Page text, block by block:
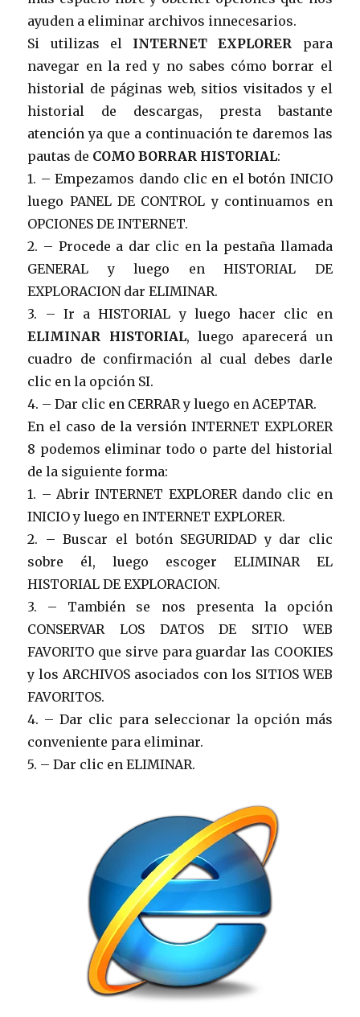
ayuden a eliminar archivos innecesarios.
Si utilizas el INTERNET EXPLORER para
navegar en la red y no sabes cómo borrar el
historial de páginas web, sitios visitados y el
historial de descargas, presta bastante
atención ya que a continuación te daremos las
pautas de COMO BORRAR HISTORIAL:
1. – Empezamos dando clic en el botón INICIO
luego PANEL DE CONTROL y continuamos en
OPCIONES DE INTERNET.
2. – Procede a dar clic en la pestaña llamada
GENERAL y luego en HISTORIAL DE
EXPLORACION dar ELIMINAR.
3. – Ir a HISTORIAL y luego hacer clic en
ELIMINAR HISTORIAL, luego aparecerá un
cuadro de confirmación al cual debes darle
clic en la opción SI.
4. – Dar clic en CERRAR y luego en ACEPTAR.
En el caso de la versión INTERNET EXPLORER
8 podemos eliminar todo o parte del historial
de la siguiente forma:
1. – Abrir INTERNET EXPLORER dando clic en
INICIO y luego en INTERNET EXPLORER.
2. – Buscar el botón SEGURIDAD y dar clic
sobre él, luego escoger ELIMINAR EL
HISTORIAL DE EXPLORACION.
3. – También se nos presenta la opción
CONSERVAR LOS DATOS DE SITIO WEB
FAVORITO que sirve para guardar las COOKIES
y los ARCHIVOS asociados con los SITIOS WEB
FAVORITOS.
4. – Dar clic para seleccionar la opción más
conveniente para eliminar.
5. – Dar clic en ELIMINAR.